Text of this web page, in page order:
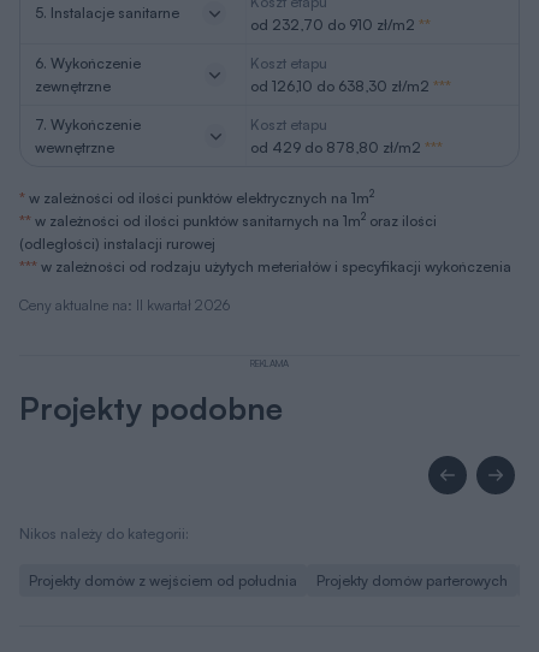
Ceny aktualne na: II kwartał 2026
5. Instalacje sanitarne
od 232,70 do 910 zł/m2 **
6. Wykończenie
zewnętrzne
Koszt etapu
od 126,10 do 638,30 zł/m2 ***
7. Wykończenie
wewnętrzne
Koszt etapu
od 429 do 878,80 zł/m2 ***
* w zależności od ilości punktów elektrycznych na 1m2
** w zależności od ilości punktów sanitarnych na 1m2 oraz ilości
(odległości) instalacji rurowej
*** w zależności od rodzaju użytych meteriałów i specyfikacji wykończenia
REKLAMA
Projekty podobne
Nikos należy do kategorii:
Projekty domów z wejściem od południa Projekty domów parterowych